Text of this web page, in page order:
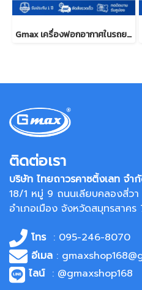
Gmax เครื่องฟอกอากาศในรถยนต์ พื้นที่ 10 ตรม. HEPA H11 รุ่น AP-001
ติดต่อเรา
บริษัท ไทยถาวรคาซติ้งเลท จำ
18/1 หมู่ 9 ถนนเลียบคลองสี่ว
อำเภอเมือง จังหวัดสมุทรสาค
โทร : 095-246-8070
อีเมล :
ไลน์: @gmaxshop168